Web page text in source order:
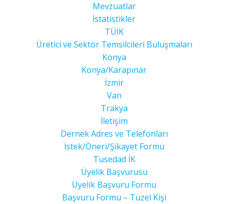
Mevzuatlar
İstatistikler
TÜİK
Üretici ve Sektör Temsilcileri Buluşmaları
Konya
Konya/Karapınar
İzmir
Van
Trakya
İletişim
Dernek Adres ve Telefonları
İstek/Öneri/Şikayet Formu
Tusedad İK
Üyelik Başvurusu
Üyelik Başvuru Formu
Başvuru Formu – Tüzel Kişi